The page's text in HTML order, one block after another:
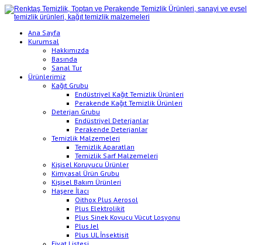
Ana Sayfa
Kurumsal
Hakkımızda
Basında
Sanal Tur
Ürünlerimiz
Kağıt Grubu
Endüstriyel Kağıt Temizlik Ürünleri
Perakende Kağıt Temizlik Ürünleri
Deterjan Grubu
Endüstriyel Deterjanlar
Perakende Deterjanlar
Temizlik Malzemeleri
Temizlik Aparatları
Temizlik Sarf Malzemeleri
Kişisel Koruyucu Ürünler
Kimyasal Ürün Grubu
Kişisel Bakım Ürünleri
Haşere İlacı
Oithox Plus Aerosol
Plus Elektrolikit
Plus Sinek Kovucu Vücut Losyonu
Plus Jel
Plus UL İnsektisit